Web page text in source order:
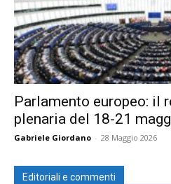
Parlamento europeo: il
plenaria del 18-21
Gabriele Giordano - 28 Maggio 2026
Editoriali e commenti